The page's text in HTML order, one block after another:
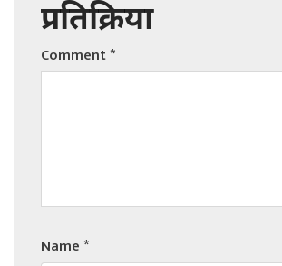
प्रतिक्रिया
Comment*
Name*